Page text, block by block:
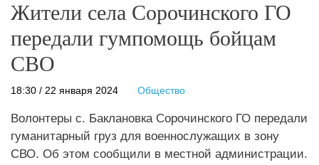
Жители села Сорочинского ГО
передали гумпомощь бойцам
СВО
18:30 / 22 января 2024 Общество
Волонтеры с. Баклановка Сорочинского ГО передали
гуманитарный груз для военнослужащих в зону
СВО. Об этом сообщили в местной администрации.